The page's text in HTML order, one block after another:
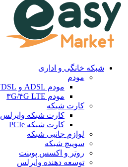
شبکه خانگی و اداری
مودم
مودم ADSL و VDSL
مودم ۳G/۴G LTE
کارت شبکه
کارت شبکه وایرلس USB
کارت شبکه PCIe
لوازم جانبی شبکه
سوییچ شبکه
روتر و اکسس پوینت
توسعه دهنده وایرلس